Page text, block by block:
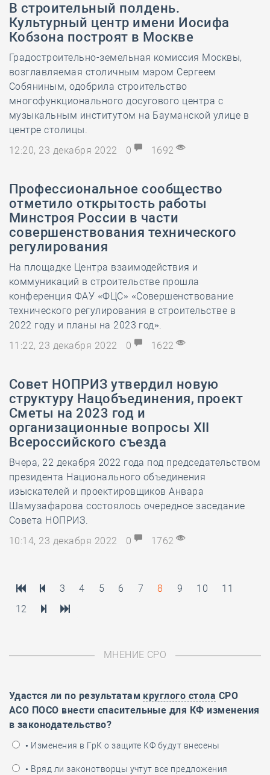
В строительный полдень.
Культурный центр имени Иосифа
Кобзона построят в Москве
Градостроительно-земельная комиссия Москвы,
возглавляемая столичным мэром Сергеем
Собяниным, одобрила строительство
многофункционального досугового центра с
музыкальным институтом на Бауманской улице в
центре столицы.
12:20, 23 декабря 2022
0 1692
Профессиональное сообщество
отметило открытость работы
Минстроя России в части
совершенствования технического
регулирования
На площадке Центра взаимодействия и
коммуникаций в строительстве прошла
конференция ФАУ «ФЦС» «Совершенствование
технического регулирования в строительстве в
2022 году и планы на 2023 год».
11:22, 23 декабря 2022
0 1622
Совет НОПРИЗ утвердил новую
структуру Нацобъединения, проект
Сметы на 2023 год и
организационные вопросы XII
Всероссийского съезда
Вчера, 22 декабря 2022 года под председательством
президента Национального объединения
изыскателей и проектировщиков Анвара
Шамузафарова состоялось очередное заседание
Совета НОПРИЗ.
10:14, 23 декабря 2022
0 1762
3 4 5 6 7 8 9 10
11
12
МНЕНИЕ СРО
Удастся ли по результатам круглого стола СРО
АСО ПОСО внести спасительные для КФ изменения
в законодательство?
• Изменения в ГрК о защите КФ будут внесены
• Вряд ли законотворцы учтут все предложения